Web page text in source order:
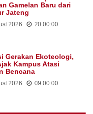
Gamelan Baru dari
Jateng
2026 20:00:00
Gerakan Ekoteologi,
Kampus Atasi
Bencana
2026 09:00:00